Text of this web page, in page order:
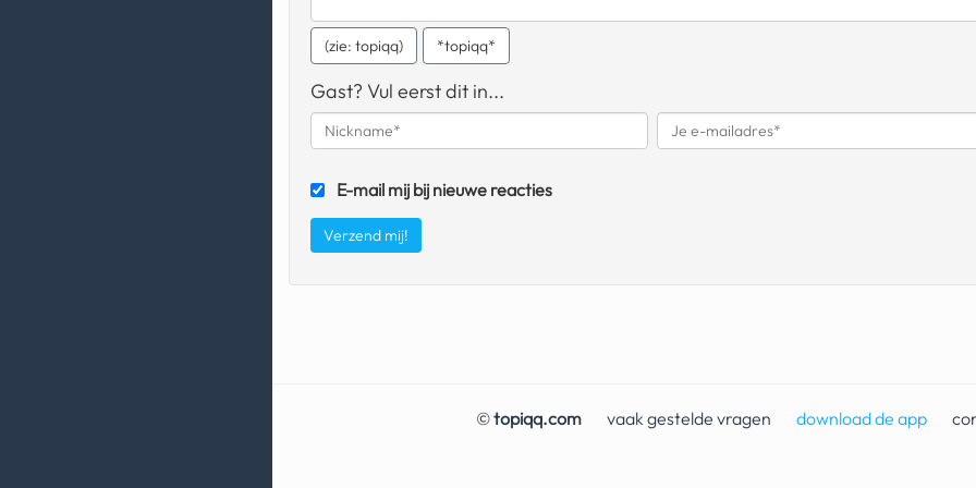
(zie: topiqq) *topiqq*
Gast? Vul eerst dit in...
E-mail mij bij nieuwe reacties
©topiqq.com vaak gestelde vragen download de app